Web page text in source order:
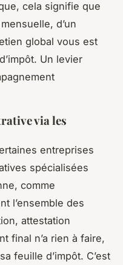
cela signifie que
d’un
global vous est
Un levier
via les
entreprises
spécialisées
comme
l’ensemble des
attestation
final n’a rien à faire,
feuille d’impôt. C’est